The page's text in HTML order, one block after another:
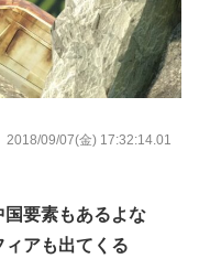
2018/09/07(金) 17:32:14.01
国要素もあるよな
アも出てくる